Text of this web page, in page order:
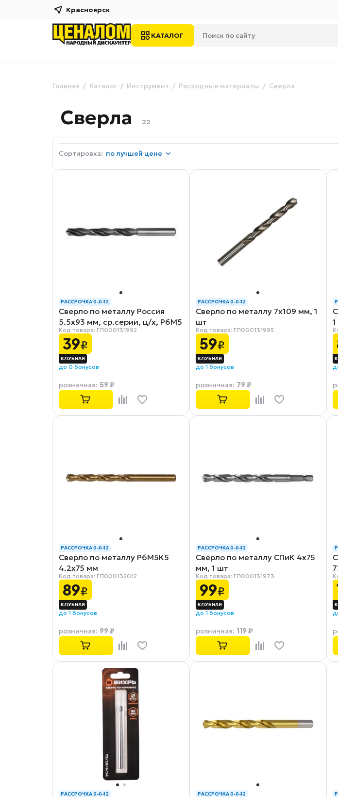
Красноярск
КАТАЛОГ
Главная Каталог Инструмент Расходные материалы Сверла
Сверла 22
Сортировка: получшей цене
РАССРОЧКА 0-0-12
Сверло по металлу Россия
5.5x93 мм, ср.серии, ц/х, Р6М5
Код товара: ГЛ000131992
39₽
до 0 бонусов
розничная: 59 ₽
РАССРОЧКА 0-0-12
Сверло по металлу 7x109 мм, 1
шт
Код товара: ГЛ000131995
59₽
до 1 бонусов
розничная: 79 ₽
РАССРОЧКА 0-0-12
Сверло по металлу Р6М5К5
4.2x75 мм
Код товара: ГЛ000132012
89₽
до 1 бонусов
розничная: 99 ₽
РАССРОЧКА 0-0-12
Сверло по металлу СПиК 4x75
мм, 1 шт
Код товара: ГЛ000131973
99₽
до 1 бонусов
розничная: 119 ₽
РАССРОЧКА 0-0-12 РАССРОЧКА 0-0-12